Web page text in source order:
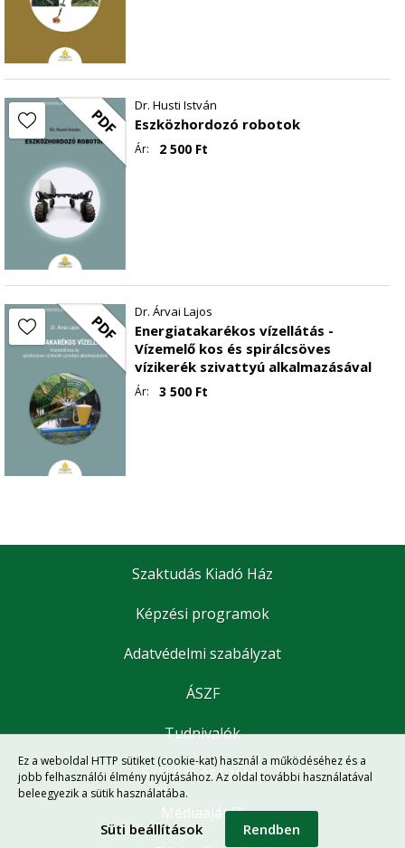
PDF Dr. Husti István
Eszközhordozó robotok
Ár: 2 500 Ft
PDF Dr. Árvai Lajos
Energiatakarékos vízellátás -
Vízemelő kos és spirálcsöves
vízikerék szivattyú alkalmazásával
Ár: 3 500 Ft
Szaktudás Kiadó Ház
Képzési programok
Adatvédelmi szabályzat
ÁSZF
Tudnivalók
Szállítás és fizetés
Médiaajánló
Ez a weboldal HTTP sütiket (cookie-kat) használ a működéséhez és a
jobb felhasználói élmény nyújtásához. Az oldal további használatával
beleegyezik a sütik használatába.
Süti beállítások Rendben